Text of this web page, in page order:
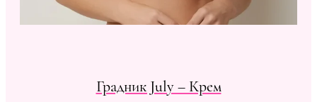
Градник July – Крем